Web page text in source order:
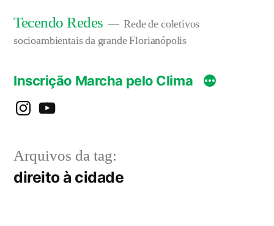
para
conteúdo
Tecendo Redes
Rede de coletivos
socioambientais da grande Florianópolis
Inscrição Marcha pelo Clima
instagramYouTube
Arquivos da tag:
direito à cidade